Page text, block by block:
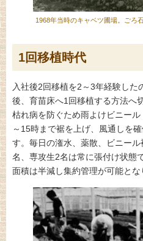
1968年当時のキャベツ圃場。ごろ
1回移植時代
入社後2回移植を2～3年経験し
後、育苗床へ1回移植する方法へ
枯れ病を防ぐため雨よけビニー
～15時まで裾を上げ、風通しを
す。毎日の潅水、薬散、ビニー
名、専攻生2名は常に張付け状態
面積は半減し集約管理が可能とな